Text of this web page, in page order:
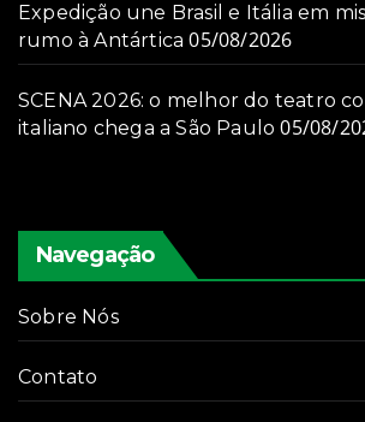
Expedição une Brasil e Itália em
rumo à Antártica 05/08/2026
SCENA 2026: o melhor do teatro
italiano chega a São Paulo 05/08/
Navegação
Sobre Nós
Contato